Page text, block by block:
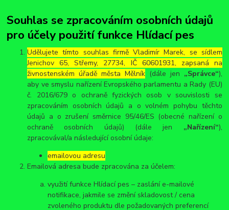
Souhlas se zpracováním osobních údajů
pro účely použití funkce Hlídací pes
Udělujete tímto souhlas firmě Vladimír Marek, se sídlem
Jenichov 65, Střemy, 27734, IČ 60601931, zapsaná na
živnostenském úřadě města Mělník(dále jen „Správce“),
aby ve smyslu nařízení Evropského parlamentu a Rady (EU)
č. 2016/679 o ochraně fyzických osob v souvislosti se
zpracováním osobních údajů a o volném pohybu těchto
údajů a o zrušení směrnice 95/46/ES (obecné nařízení o
ochraně osobních údajů) (dále jen „Nařízení“),
zpracovával/a následující osobní údaje:
emailovou adresu
Emailová adresa bude zpracována za účelem:
využití funkce Hlídací pes – zaslání e-mailové
notifikace, jakmile se změní skladovost / cena
zvoleného produktu dle požadovaných preferencí